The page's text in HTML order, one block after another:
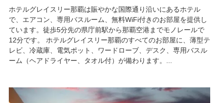
ホテルグレイスリー那覇は賑やかな国際通り沿いにあるホテル
で、エアコン、専用バスルーム、無料WiFi付きのお部屋を提供し
ています。徒歩5分先の県庁前駅から那覇空港までモノレールで
12分です。 ホテルグレイスリー那覇のすべてのお部屋に、薄型テ
レビ、冷蔵庫、電気ポット、ワードローブ、デスク、専用バスル
ーム（ヘアドライヤー、タオル付）が備わります。...